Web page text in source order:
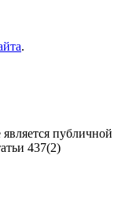
.
публичной
437(2)